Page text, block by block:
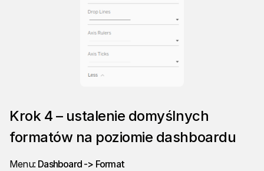
Krok 4 – ustalenie domyślnych
formatów na poziomie dashboardu
Menu: Dashboard -> Format